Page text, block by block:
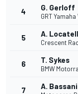
4 G. Gerloff
GRT
5 A.
Crescent
6 T. Sykes
BMW
7 A. Bassani